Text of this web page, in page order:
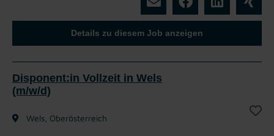
Details zu diesem Job anzeigen
Disponent:in Vollzeit in Wels
(m/w/d)
Wels, Oberösterreich